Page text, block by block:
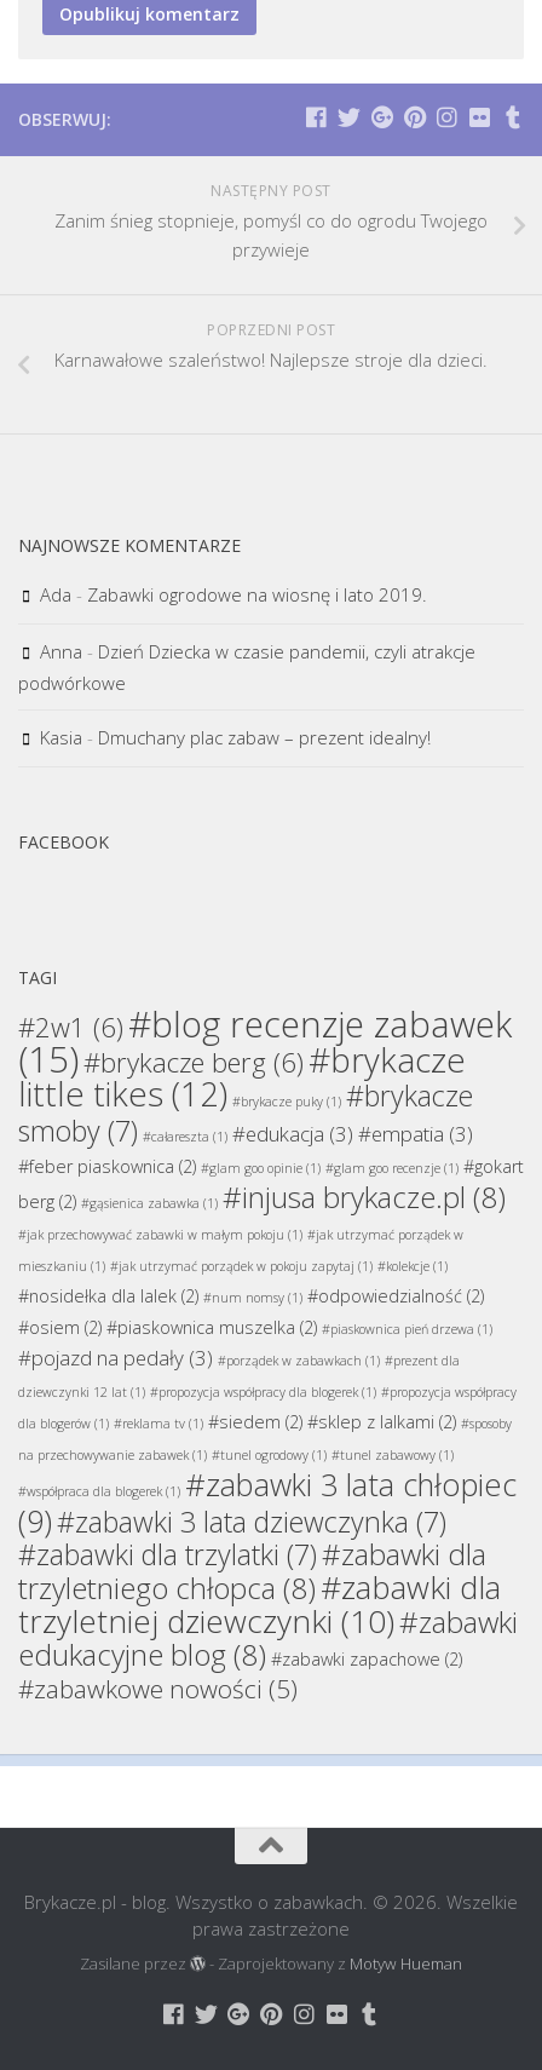
OBSERWUJ:
NASTĘPNY POST
Zanim śnieg stopnieje, pomyśl co do ogrodu Twojego
przywieje
POPRZEDNI POST
Karnawałowe szaleństwo! Najlepsze stroje dla dzieci.
NAJNOWSZE KOMENTARZE
Ada - Zabawki ogrodowe na wiosnę i lato 2019.
Anna - Dzień Dziecka w czasie pandemii, czyli atrakcje
podwórkowe
Kasia - Dmuchany plac zabaw – prezent idealny!
FACEBOOK
TAGI
#2w1 (6) #blog recenzje zabawek
(15)#brykacze berg (6) #brykacze
little tikes (12) #brykacze puky (1) #brykacze
smoby(7) #całareszta (1) #edukacja (3) #empatia (3)
#feber piaskownica (2) #glam goo opinie (1) #glam goo recenzje (1) #gokart
berg (2) #gąsienica zabawka (1) #injusa brykacze.pl (8)
#jak przechowywać zabawki w małym pokoju (1) #jak utrzymać porządek w
mieszkaniu (1) #jak utrzymać porządek w pokoju zapytaj (1) #kolekcje (1)
#nosidełka dla lalek (2) #num nomsy (1) #odpowiedzialność (2)
#osiem (2) #piaskownica muszelka (2) #piaskownica pień drzewa (1)
#pojazd na pedały (3) #porządek w zabawkach (1) #prezent dla
dziewczynki 12 lat (1) #propozycja współpracy dla blogerek(1) #propozycja współpracy
dla blogerów (1) #reklama tv (1) #siedem (2) #sklep z lalkami (2) #sposoby
na przechowywanie zabawek(1) #tunel ogrodowy (1) #tunel zabawowy (1)
#współpraca dla blogerek(1) #zabawki 3 lata chłopiec
(9)#zabawki 3 lata dziewczynka (7)
#zabawki dla trzylatki (7)#zabawki dla
trzyletniego chłopca (8)#zabawki dla
trzyletniej dziewczynki (10)#zabawki
edukacyjne blog(8) #zabawki zapachowe (2)
#zabawkowe nowości (5)
Brykacze.pl - blog. Wszystko o zabawkach. © 2026. Wszelkie
prawa zastrzeżone
Zasilane przez - Zaprojektowany z Motyw Hueman